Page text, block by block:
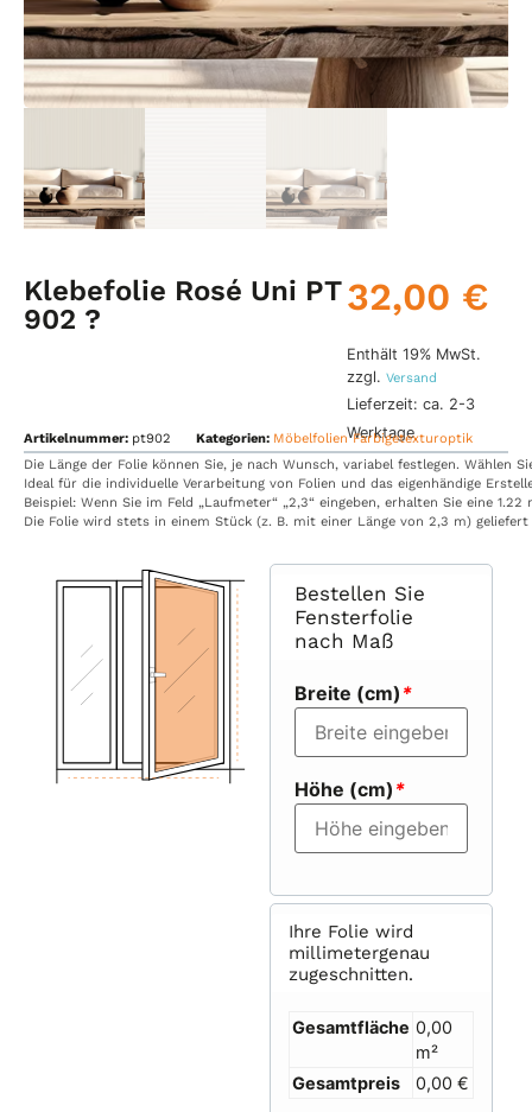
Klebefolie Rosé Uni PT
902 ?
32,00 €
Enthält 19% MwSt.
zzgl.Versand
Lieferzeit: ca. 2-3
Werktage
Artikelnummer: pt902 Kategorien: Möbelfolien Farbigetexturoptik
Die Länge der Folie können Sie, je nach Wunsch, variabel festlegen. Wählen
Ideal für die individuelle Verarbeitung von Folien und das eigenhändige
Beispiel: Wenn Sie im Feld „Laufmeter“ „2,3“ eingeben, erhalten Sie eine 1.22
Die Folie wird stets in einem Stück (z. B. mit einer Länge von 2,3 m) geliefert
Bestellen Sie
Fensterfolie
nach Maß
Breite (cm) *
Höhe (cm) *
Ihre Folie wird
millimetergenau
zugeschnitten.
Gesamtfläche 0,00
m²
Gesamtpreis
0,00 €